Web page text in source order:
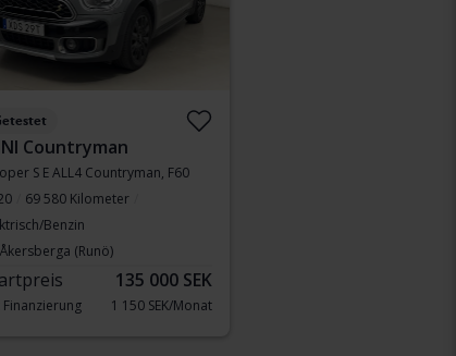
Countryman
S E ALL4 Countryman, F60
69 580 Kilometer
Benzin
Åkersberga (Runö)
135 000 SEK
Finanzierung 1 150 SEK/Monat